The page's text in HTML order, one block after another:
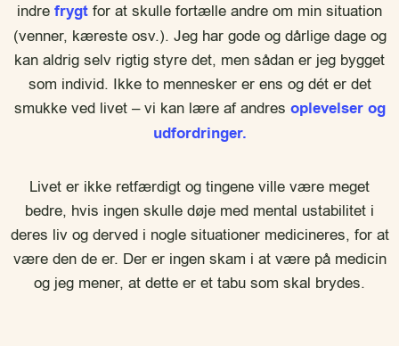
indre frygt for at skulle fortælle andre om min situation
(venner, kæreste osv.). Jeg har gode og dårlige dage og
kan aldrig selv rigtig styre det, men sådan er jeg bygget
som individ. Ikke to mennesker er ens og dét er det
smukke ved livet – vi kan lære af andres oplevelser og
udfordringer.
Livet er ikke retfærdigt og tingene ville være meget
bedre, hvis ingen skulle døje med mental ustabilitet i
deres liv og derved i nogle situationer medicineres, for at
være den de er. Der er ingen skam i at være på medicin
og jeg mener, at dette er et tabu som skal brydes.